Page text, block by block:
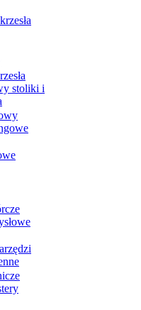
stoliki i